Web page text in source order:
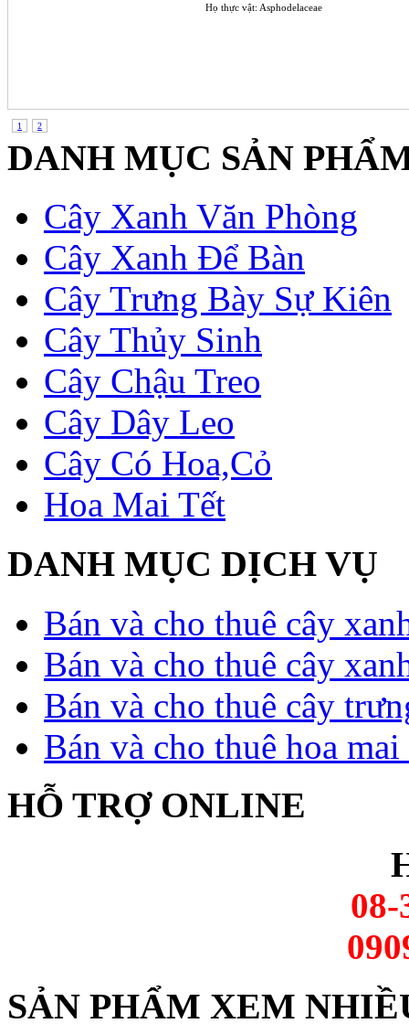
Họ thực vật: Asphodelaceae
1 2
DANH MỤC SẢN
Cây Xanh Văn Phòng
Cây Xanh Để Bàn
Cây Trưng Bày Sự Kiên
Cây Thủy Sinh
Cây Chậu Treo
Cây Dây Leo
Cây Có Hoa,Cỏ
Hoa Mai Tết
DANH MỤC DỊCH VỤ
Bán và cho thuê cây
Bán và cho thuê cây
Bán và cho thuê cây
Bán và cho thuê hoa mai
HỖ TRỢ ONLINE
08-
SẢN PHẨM XEM